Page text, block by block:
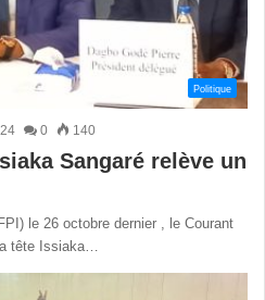
Politique
0 140
Sangaré relève un
le 26 octobre dernier , le Courant
tête Issiaka…